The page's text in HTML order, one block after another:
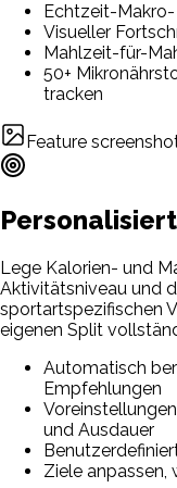
Echtzeit-
Visueller
Mahlzeit-für-
50+
tracken
Feature
Lege Kalorien- und
Aktivitätsniveau und
sportartspezifischen
eigenen Split
Automatisch
Empfehlungen
und Ausdauer
Ziele anpassen,